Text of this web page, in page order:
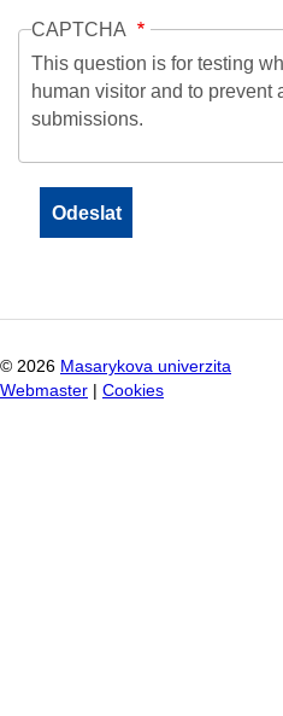
CAPTCHA
This question is for testing
human visitor and to prevent
submissions.
© 2026 Masarykova univerzita
Webmaster
Cookies